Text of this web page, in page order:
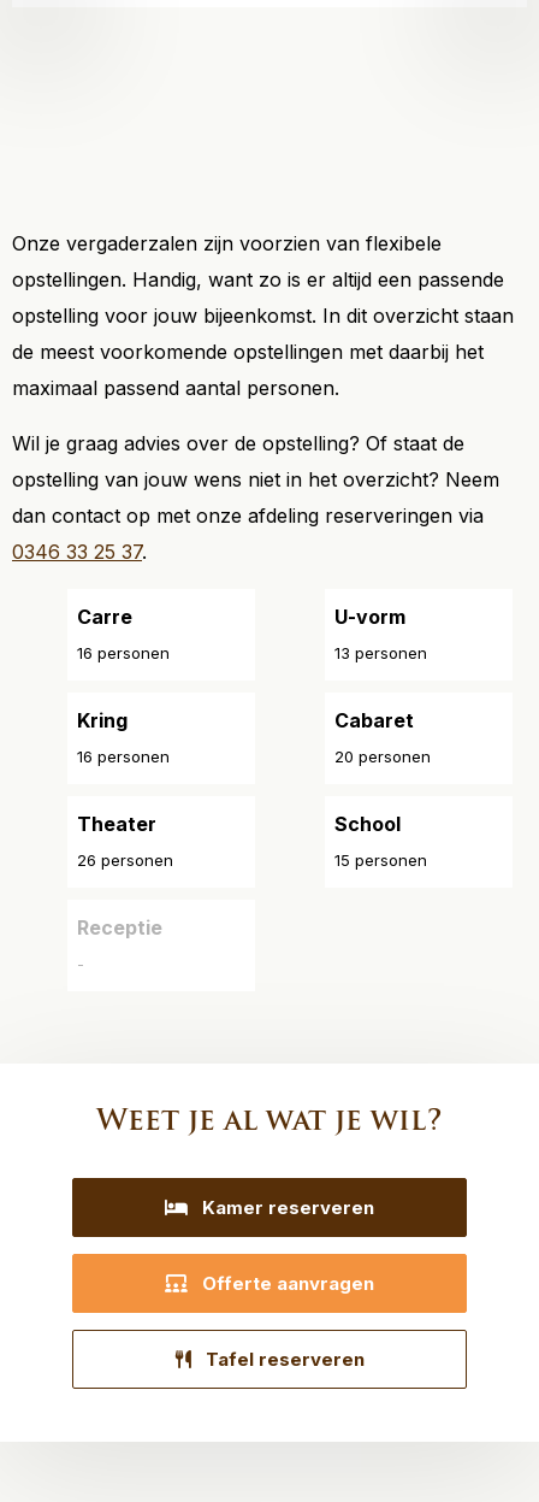
Onze vergaderzalen zijn voorzien van flexibele
opstellingen. Handig, want zo is er altijd een passende
opstelling voor jouw bijeenkomst. In dit overzicht staan
de meest voorkomende opstellingen met daarbij het
maximaal passend aantal personen.
Wil je graag advies over de opstelling? Of staat de
opstelling van jouw wens niet in het overzicht? Neem
dan contact op met onze afdeling reserveringen via
0346 33 25 37.
Carre
16 personen
U-vorm
13 personen
Kring
16 personen
Cabaret
20 personen
Theater
26 personen
School
15 personen
Receptie
-
Weet je al wat je wil?
Kamer reserveren
Offerte aanvragen
Tafel reserveren